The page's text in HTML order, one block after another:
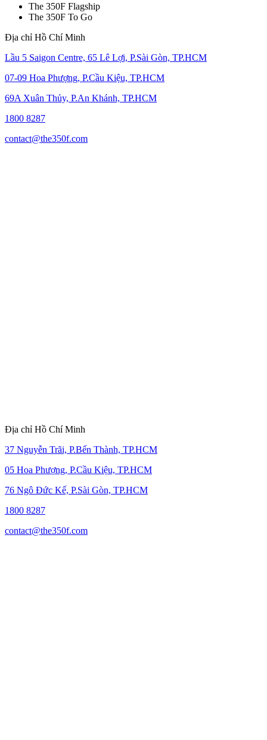
The 350F Flagship
The 350F To Go
Địa chỉ Hồ Chí Minh
Lầu 5 Saigon Centre, 65 Lê Lợi, P.Sài Gòn, TP.HCM
07-09 Hoa Phượng, P.Cầu Kiệu, TP.HCM
69A Xuân Thủy, P.An Khánh, TP.HCM
1800 8287
contact@the350f.com
Địa chỉ Hồ Chí Minh
37 Nguyễn Trãi, P.Bến Thành, TP.HCM
05 Hoa Phượng, P.Cầu Kiệu, TP.HCM
76 Ngô Đức Kế, P.Sài Gòn, TP.HCM
1800 8287
contact@the350f.com